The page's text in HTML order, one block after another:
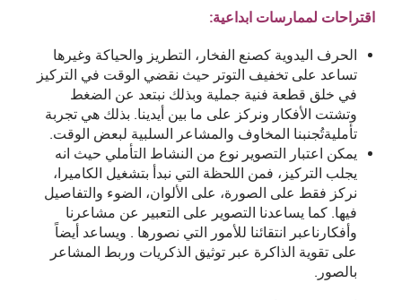
اقتراحات لممارسات ابداعية:
الحرف اليدوية كصنع الفخار، التطريز والحياكة وغيرها
تساعد على تخفيف التوتر حيث نقضي الوقت في التركيز
في خلق قطعة فنية جملية وبذلك نبتعد عن الضغط
وتشتت الأفكار ونركز على ما بين أيدينا. بذلك هي تجربة
تأمليةتُجنبنا المخاوف والمشاعر السلبية لبعض الوقت.
يمكن اعتبار التصوير نوع من النشاط التأملي حيث انه
يجلب التركيز، فمن اللحظة التي نبدأ بتشغيل الكاميرا،
نركز فقط على الصورة، على الألوان، الضوء والتفاصيل
فيها. كما يساعدنا التصوير على التعبير عن مشاعرنا
وأفكارناعبر انتقائنا للأمور التي نصورها . ويساعد أيضاً
على تقوية الذاكرة عبر توثيق الذكريات وربط المشاعر
بالصور.